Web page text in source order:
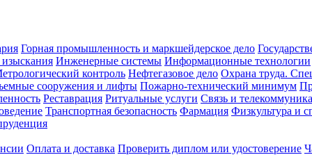
Горная промышленность и маркшейдерское дело
Инженерные системы Информационные технологии
контроль Нефтегазовое дело Охрана труда.
сооружения и лифты Пожарно-технический минимум
Реставрация Ритуальные услуги Связь и
Транспортная безопасность Фармация Физкультура и
Оплата и доставка Проверить диплом или удостоверение